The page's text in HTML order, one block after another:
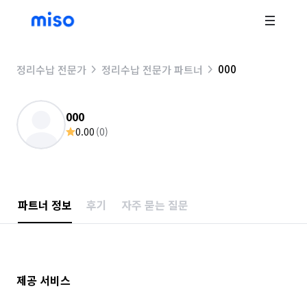
정리수납 전문가 정리수납 전문가 파트너 000
000
0.00 (0)
파트너 정보 후기 자주 묻는 질문
제공 서비스